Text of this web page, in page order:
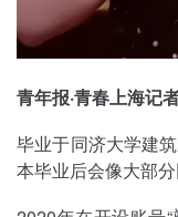
青年报·青春上海记
毕业于同济大学建
本毕业后会像大部